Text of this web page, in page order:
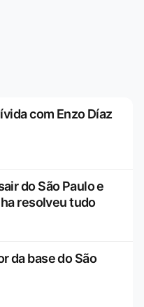
com Enzo Díaz
do São Paulo e
resolveu tudo
da base do São